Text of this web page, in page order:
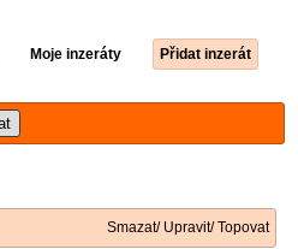
Moje inzeráty Přidat inzerát
Smazat/ Upravit/ Topovat